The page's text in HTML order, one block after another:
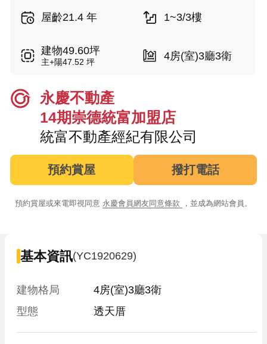
屋齡21.4 年 1~3/3樓
建物49.60坪
主+陽47.52 坪 4房(室)3廳3衛
永慶不動產
14期崇德統富加盟店
統富不動產經紀有限公司
預約賞屋 撥打電話
預約賞屋或來電即視同意 永慶會員網友同意條款 ，並成為網站會員。
基本資訊(YC1920629)
建物格局
4房(室)3廳3衛
型態
透天厝